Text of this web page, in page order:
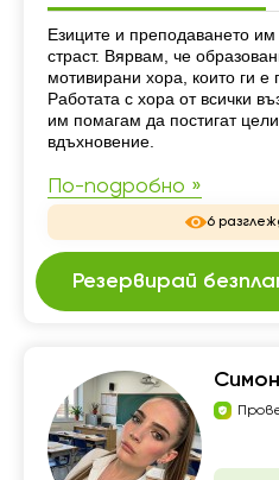
Резюме
Езиците и преподаването
страст. Вярвам, че
мотивирани хора, които ги е
Работата с хора от всички
им помагам да постигат
вдъхновение.
По-подробно »
6
Резервирай